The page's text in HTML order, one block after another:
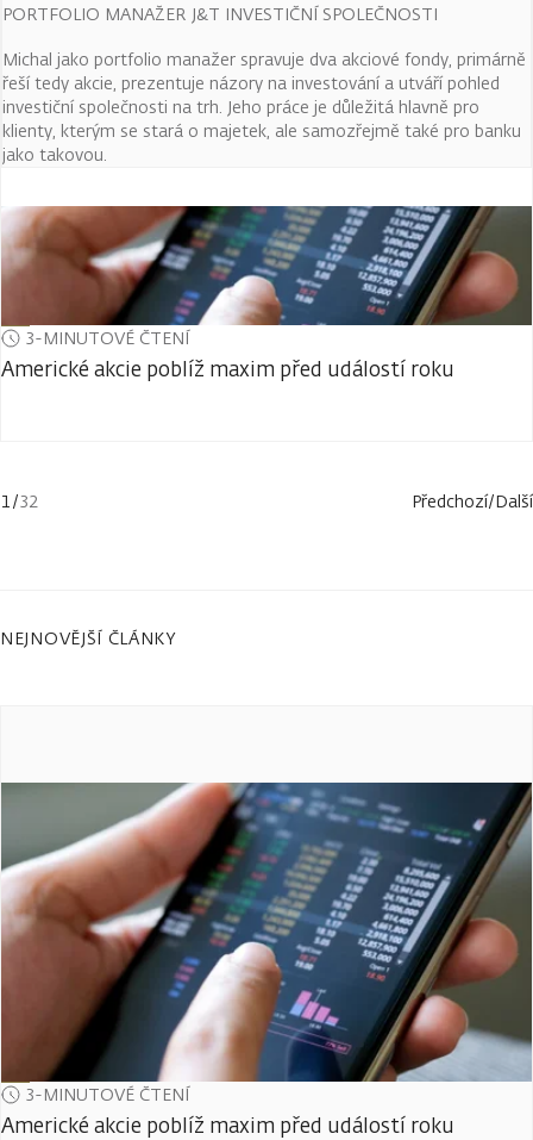
PORTFOLIO MANAŽER J&T INVESTIČNÍ SPOLEČNOSTI
Michal jako portfolio manažer spravuje dva akciové fondy, primárně
řeší tedy akcie, prezentuje názory na investování a utváří pohled
investiční společnosti na trh. Jeho práce je důležitá hlavně pro
klienty, kterým se stará o majetek, ale samozřejmě také pro banku
jako takovou.
3-MINUTOVÉ ČTENÍ
Americké akcie poblíž maxim před událostí roku
1/32 Předchozí/Další
NEJNOVĚJŠÍ ČLÁNKY
3-MINUTOVÉ ČTENÍ
Americké akcie poblíž maxim před událostí roku